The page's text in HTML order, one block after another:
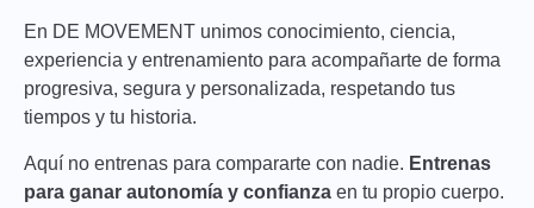
En DE MOVEMENT unimos conocimiento, ciencia,
experiencia y entrenamiento para acompañarte de forma
progresiva, segura y personalizada, respetando tus
tiempos y tu historia.
Aquí no entrenas para compararte con nadie. Entrenas
para ganar autonomía y confianza en tu propio cuerpo.